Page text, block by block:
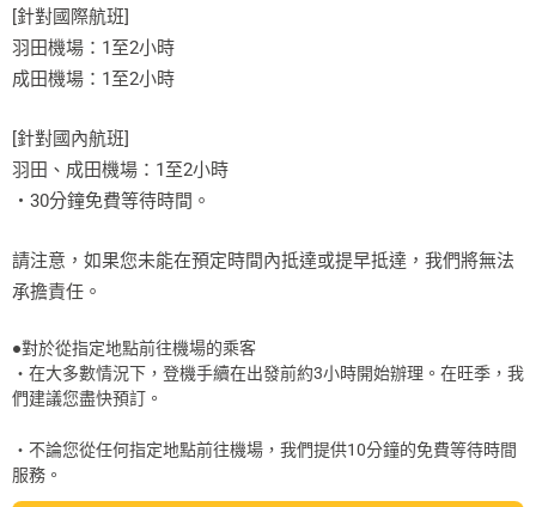
[針對國際航班]
羽田機場：1至2小時
成田機場：1至2小時
[針對國內航班]
羽田、成田機場：1至2小時
・30分鐘免費等待時間。
請注意，如果您未能在預定時間內抵達或提早抵達，我們將無法
承擔責任。
●對於從指定地點前往機場的乘客
・在大多數情況下，登機手續在出發前約3小時開始辦理。在旺季，我
們建議您盡快預訂。
・不論您從任何指定地點前往機場，我們提供10分鐘的免費等待時間
服務。